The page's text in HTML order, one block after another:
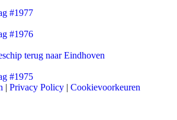
#1977
#1976
terug naar Eindhoven
#1975
| Privacy Policy | Cookievoorkeuren